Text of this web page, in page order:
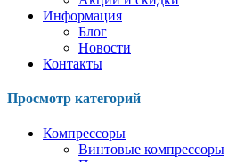
Информация
Блог
Новости
Контакты
Просмотр категорий
Компрессоры
Винтовые компрессоры